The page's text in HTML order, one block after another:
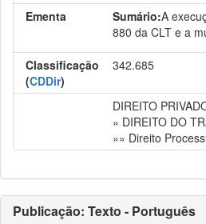
Ementa
Sumário:A
880 da CLT e a
Classificação
(CDDir)
342.685
DIREITO
» DIREITO DO
»» Direito
Publicação: Texto - Português